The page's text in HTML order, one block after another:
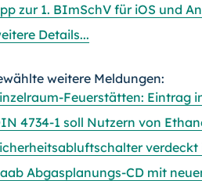
zur 1. BImSchV für iOS und
Details...
weitere Meldungen:
Feuerstätten: Eintrag
4734-1 soll Nutzern von
Abgasplanungs-CD mit